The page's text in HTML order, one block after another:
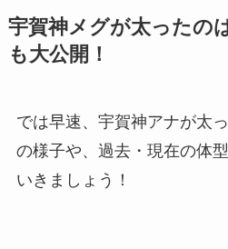
宇賀神メグが太ったの
も大公開！
では早速、宇賀神アナが太
の様子や、過去・現在の体
いきましょう！